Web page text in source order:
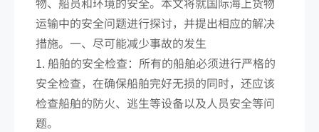
运输中的安全问题进行探讨，并提出相应的解决
措施。一、尽可能减少事故的发生
1. 船舶的安全检查：所有的船舶必须进行严格的
安全检查，在确保船舶完好无损的同时，还应该
检查船舶的防火、逃生等设备以及人员安全等问
题。